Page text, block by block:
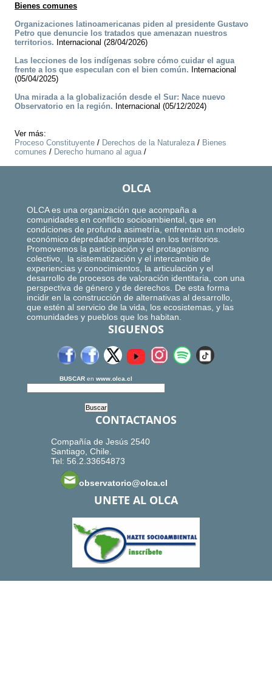
Bienes comunes
Organizaciones latinoamericanas piden al presidente Gustavo
Petro que denuncie los tratados que amenazan nuestros
territorios. Internacional (28/04/2026)
Las lecciones de los indígenas sobre cómo cuidar el agua
frente a los que especulan con el bien común. Internacional
(05/04/2025)
Una mirada a la globalización desde el Sur: Nace nuevo
Observatorio en la región. Internacional (05/12/2024)
Ver más:
Proceso Constituyente / Derechos de la Naturaleza/ Bienes
comunes / Derecho humano al agua/
OLCA
OLCA es una organización que acompaña a
comunidades en conflicto socioambiental, que en
condiciones de profunda asimetría, enfrentan un modelo
económico depredador impuesto en los territorios.
Promovemos la participación y el protagonismo
colectivo, la sistematización y el intercambio de
experiencias y conocimientos, la articulación y el
desarrollo de procesos de valoración identitaria, con una
perspectiva de género y de derechos. De esta forma
incidir en la construcción de alternativas al desarrollo,
que estén al servicio de la vida, los ecosistemas, y las
comunidades y pueblos que los habitan.
SIGUENOS
BUSCAR en www.olca.cl
CONTACTANOS
Compañía de Jesús 2540
Santiago, Chile.
Tel: 56.2.33654873
observatorio@olca.cl
UNETE AL OLCA